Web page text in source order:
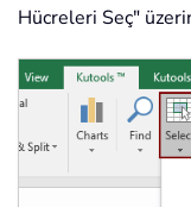
Hücreleri Seç"